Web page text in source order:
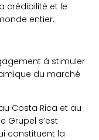
crédibilité et le
entier.
à stimuler
du marché
Costa Rica et au
Grupel s’est
constituent la